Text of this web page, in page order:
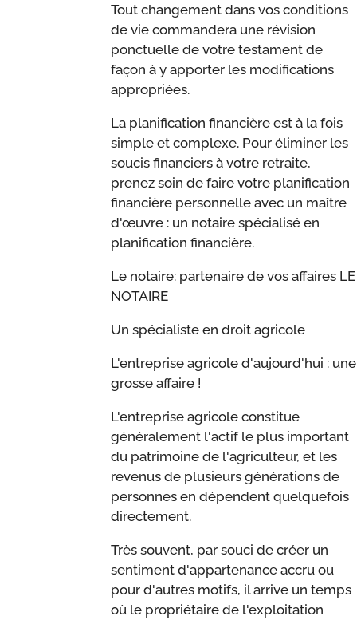
Tout changement dans vos conditions
de vie commandera une révision
ponctuelle de votre testament de
façon à y apporter les modifications
appropriées.
La planification financière est à la fois
simple et complexe. Pour éliminer les
soucis financiers à votre retraite,
prenez soin de faire votre planification
financière personnelle avec un maître
d'œuvre : un notaire spécialisé en
planification financière.
Le notaire: partenaire de vos affaires LE
NOTAIRE
Un spécialiste en droit agricole
L'entreprise agricole d'aujourd'hui : une
grosse affaire !
L'entreprise agricole constitue
généralement l'actif le plus important
du patrimoine de l'agriculteur, et les
revenus de plusieurs générations de
personnes en dépendent quelquefois
directement.
Très souvent, par souci de créer un
sentiment d'appartenance accru ou
pour d'autres motifs, il arrive un temps
où le propriétaire de l'exploitation